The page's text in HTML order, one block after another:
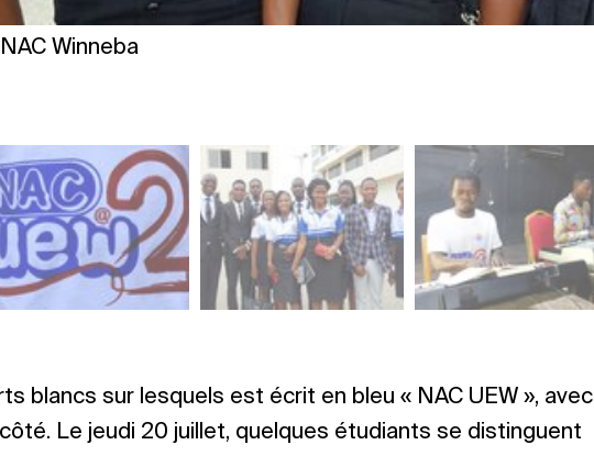
Winneba
blancs sur lesquels est écrit en bleu « NAC UEW », avec
Le jeudi 20 juillet, quelques étudiants se distinguent